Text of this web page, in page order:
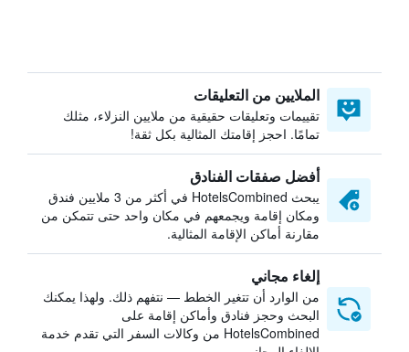
الملايين من التعليقات
تقييمات وتعليقات حقيقية من ملايين النزلاء، مثلك
تمامًا. احجز إقامتك المثالية بكل ثقة!
أفضل صفقات الفنادق
يبحث HotelsCombined في أكثر من 3 ملايين فندق
ومكان إقامة ويجمعهم في مكان واحد حتى تتمكن من
مقارنة أماكن الإقامة المثالية.
إلغاء مجاني
من الوارد أن تتغير الخطط — نتفهم ذلك. ولهذا يمكنك
البحث وحجز فنادق وأماكن إقامة على
HotelsCombined من وكالات السفر التي تقدم خدمة